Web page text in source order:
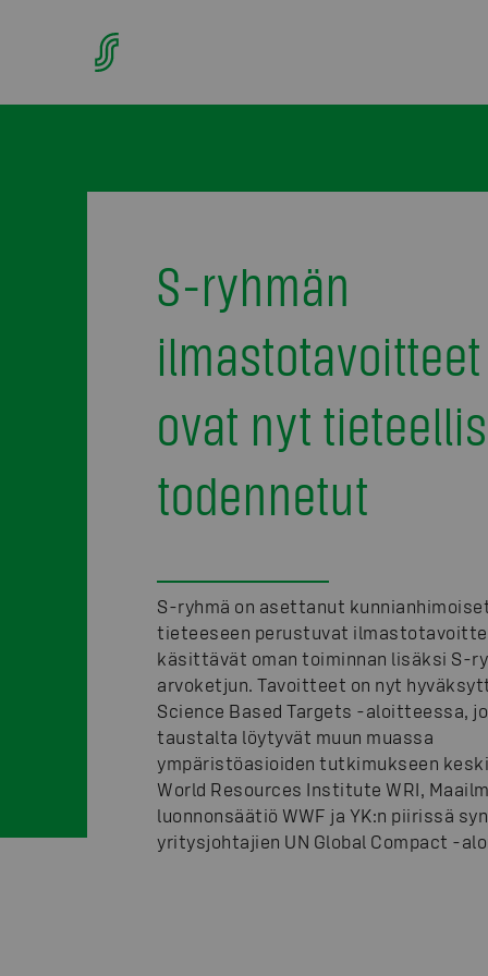
S-ryhmän
ilmastotavoitteet
ovat nyt
todennetut
S-ryhmä on asettanut
tieteeseen perustuvat
käsittävät oman toiminnan lisäksi S-
arvoketjun. Tavoitteet on nyt
Science Based Targets -aloitteessa,
taustalta löytyvät muun muassa
ympäristöasioiden tutkimukseen
World Resources Institute WRI,
luonnonsäätiö WWF ja YK:n piirissä
yritysjohtajien UN Global Compact -